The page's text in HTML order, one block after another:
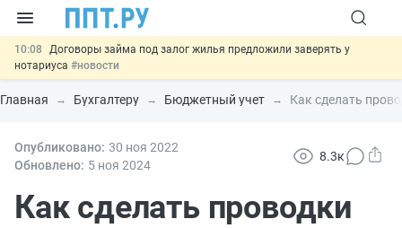
10:08
Договоры займа под залог жилья предложили заверять у
нотариуса #новости
00:01
10 августа: важные документы, вступающие в силу сегодня
#новости
07.08 Дистанционную работу беременных пропишут в ТК РФ #новости
отношений
Главная Бухгалтеру Бюджетный учет Как сделать
Опубликовано: 30 ноя 2022
Обновлено: 5 ноя 2024
8.3к
Как сделать проводки